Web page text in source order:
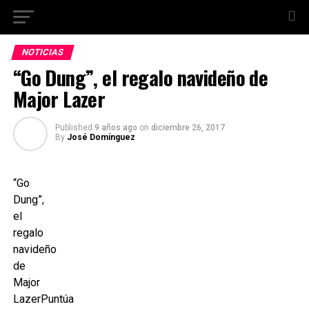
NOTICIAS
“Go Dung”, el regalo navideño de
Major Lazer
Published 9 años ago on diciembre 26, 2017
By José Domínguez
“Go
Dung”,
el
regalo
navideño
de
Major
LazerPuntúa